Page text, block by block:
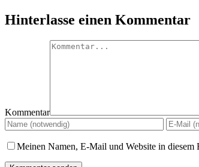
Hinterlasse einen Kommentar
Kommentar
Meinen Namen, E-Mail und Website in